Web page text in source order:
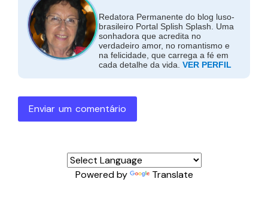
Redatora Permanente do blog luso-
brasileiro Portal Splish Splash. Uma
sonhadora que acredita no
verdadeiro amor, no romantismo e
na felicidade, que carrega a fé em
cada detalhe da vida. VER PERFIL
Enviar um comentário
Powered by Translate